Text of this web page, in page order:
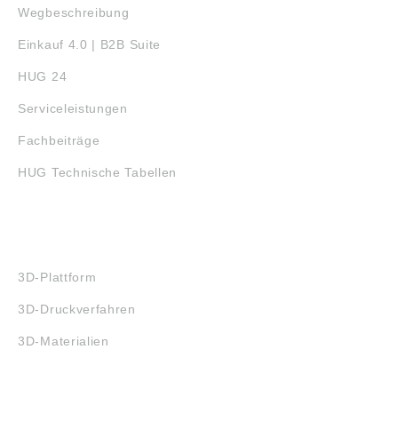
Wegbeschreibung
Einkauf 4.0 | B2B Suite
HUG 24
Serviceleistungen
Fachbeiträge
HUG Technische Tabellen
3D-Plattform
3D-Druckverfahren
3D-Materialien